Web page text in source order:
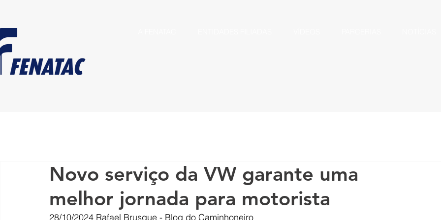
Novo serviço da VW garante uma
melhor jornada para motorista
28/10/2024 Rafael Brusque - Blog do Caminhoneiro